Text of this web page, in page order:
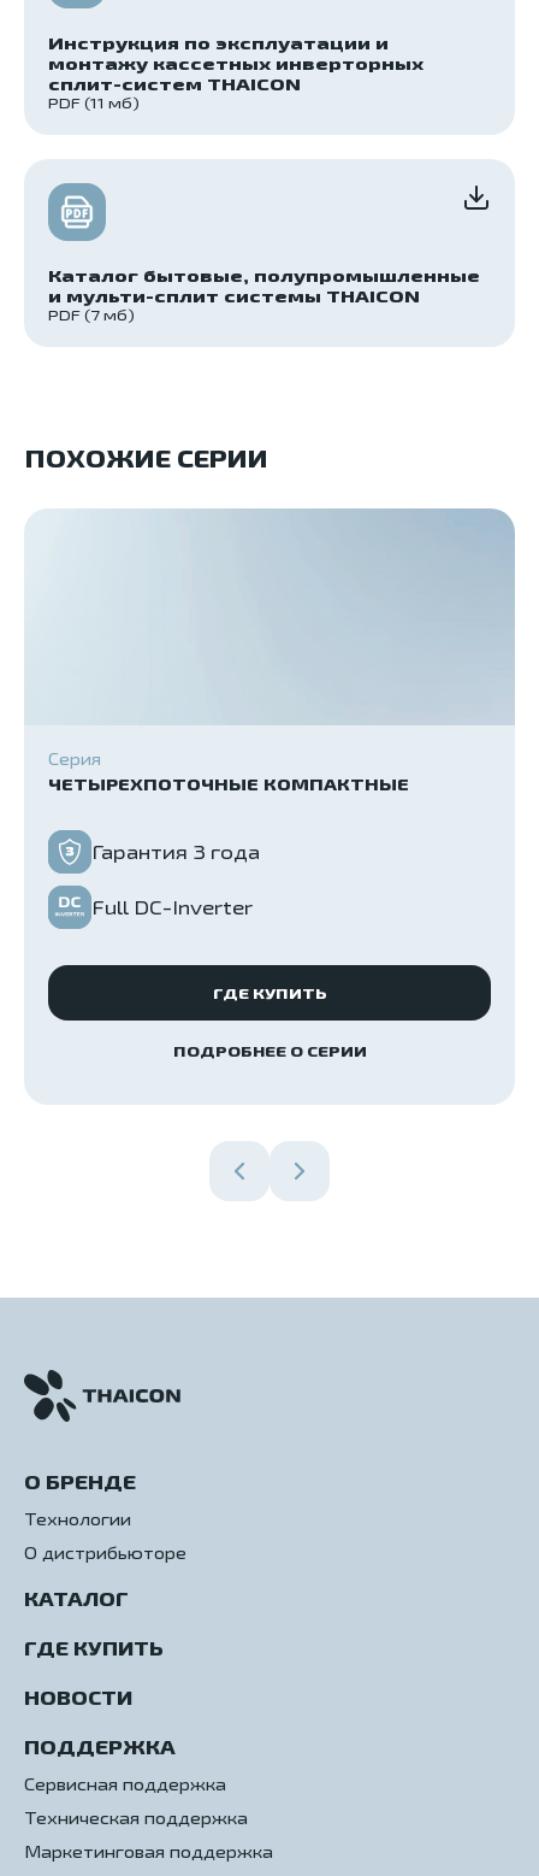
Инструкция по эксплуатации и
монтажу кассетных инверторных
сплит-систем THAICON
PDF (11 мб)
Каталог бытовые, полупромышленные
и мульти-сплит системы THAICON
PDF (7 мб)
ПОХОЖИЕ СЕРИИ
Серия
ЧЕТЫРЕХПОТОЧНЫЕ КОМПАКТНЫЕ
Гарантия 3 года
Full DC-Inverter
ГДЕ КУПИТЬ
ПОДРОБНЕЕ О СЕРИИ
О БРЕНДЕ
Технологии
О дистрибьюторе
КАТАЛОГ
ПОДДЕРЖКА
Сервисная поддержка
Техническая поддержка
Маркетинговая поддержка
ГДЕ КУПИТЬ
НОВОСТИ